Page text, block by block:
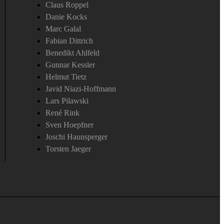
Claus Roppel
Danie Kocks
Marc Galal
Fabian Dittrich
Benedikt Ahlfeld
Gunnar Kessler
Helmut Tietz
Javid Niazi-Hoffmann
Lars Pilawski
René Rink
Sven Hoepfner
Joschi Haunsperger
Torsten Jaeger